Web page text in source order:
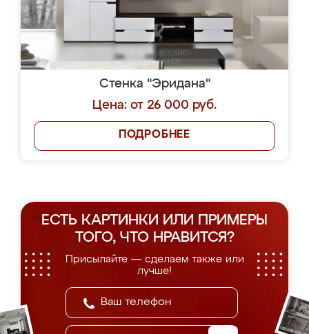
Стенка "Эридана"
Цена: от 26 000 руб.
ПОДРОБНЕЕ
ЕСТЬ КАРТИНКИ ИЛИ ПРИМЕРЫ
ТОГО, ЧТО НРАВИТСЯ?
Присылайте — сделаем также или
лучше!